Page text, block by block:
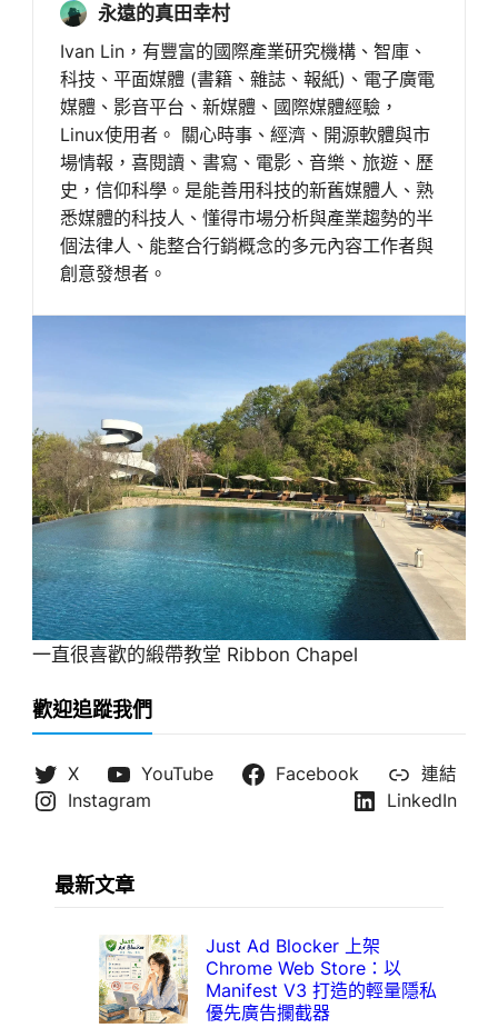
永遠的真田幸村
Ivan Lin，有豐富的國際產業研究機構、智庫、
科技、平面媒體 (書籍、雜誌、報紙)、電子廣電
媒體、影音平台、新媒體、國際媒體經驗，
Linux使用者。 關心時事、經濟、開源軟體與市
場情報，喜閱讀、書寫、電影、音樂、旅遊、歷
史，信仰科學。是能善用科技的新舊媒體人、熟
悉媒體的科技人、懂得市場分析與產業趨勢的半
個法律人、能整合行銷概念的多元內容工作者與
創意發想者。
一直很喜歡的緞帶教堂 Ribbon Chapel
歡迎追蹤我們
X YouTube Facebook
連結
Instagram
LinkedIn
最新文章
Just Ad Blocker 上架
Chrome Web Store：以
Manifest V3 打造的輕量隱私
優先廣告攔截器